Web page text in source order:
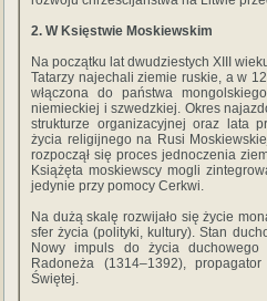
2. W Księstwie Moskiewskim
Na początku lat dwudziestych XIII
Tatarzy najechali ziemie ruskie, a w
włączona do państwa
niemieckiej i szwedzkiej. Okres
strukturze organizacyjnej oraz lata
życia religijnego na Rusi
rozpoczął się proces jednoczenia
Książęta moskiewscy mogli
jedynie przy pomocy Cerkwi.
Na dużą skalę rozwijało się życie
sfer życia (polityki, kultury). Stan
Nowy impuls do życia
Radoneża (1314–1392),
Świętej.